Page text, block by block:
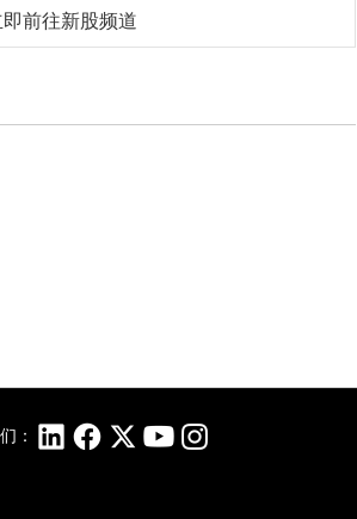
前往新股频道
：